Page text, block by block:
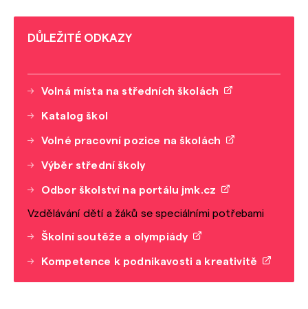
DŮLEŽITÉ ODKAZY
Volná místa na středních školách
Katalog škol
Volné pracovní pozice na školách
Výběr střední školy
Odbor školství na portálu jmk.cz
Vzdělávání dětí a žáků se speciálními potřebami
Školní soutěže a olympiády
Kompetence k podnikavosti a kreativitě